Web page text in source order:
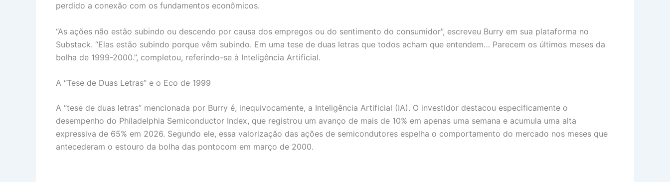
perdido a conexão com os fundamentos econômicos.
“As ações não estão subindo ou descendo por causa dos empregos ou do sentimento do consumidor”, escreveu Burry em sua plataforma no
Substack. “Elas estão subindo porque vêm subindo. Em uma tese de duas letras que todos acham que entendem… Parecem os últimos meses da
bolha de 1999-2000.”, completou, referindo-se à Inteligência Artificial.
A “Tese de Duas Letras” e o Eco de 1999
A “tese de duas letras” mencionada por Burry é, inequivocamente, a Inteligência Artificial (IA). O investidor destacou especificamente o
desempenho do Philadelphia Semiconductor Index, que registrou um avanço de mais de 10% em apenas uma semana e acumula uma alta
expressiva de 65% em 2026. Segundo ele, essa valorização das ações de semicondutores espelha o comportamento do mercado nos meses que
antecederam o estouro da bolha das pontocom em março de 2000.